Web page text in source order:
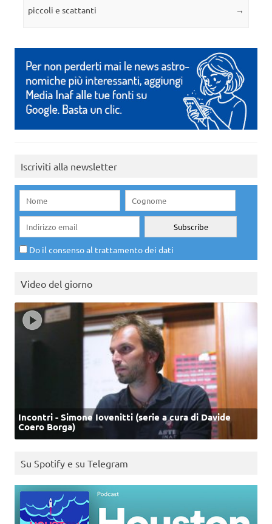
piccoli e scattanti →
Iscriviti alla newsletter
Do il consenso al trattamento dei dati
Video del giorno
Incontri - Simone Iovenitti (serie a cura di Davide
Coero Borga)
Su Spotify e su Telegram